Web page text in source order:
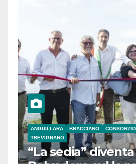
ANGUILLARA BRACCIANO
TREVIGNANO
“La sedia” diventa